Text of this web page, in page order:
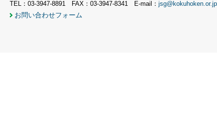
TEL：03-3947-8891 FAX：03-3947-8341 E-mail： jsg@kokuhoken.or.jp
お問い合わせフォーム